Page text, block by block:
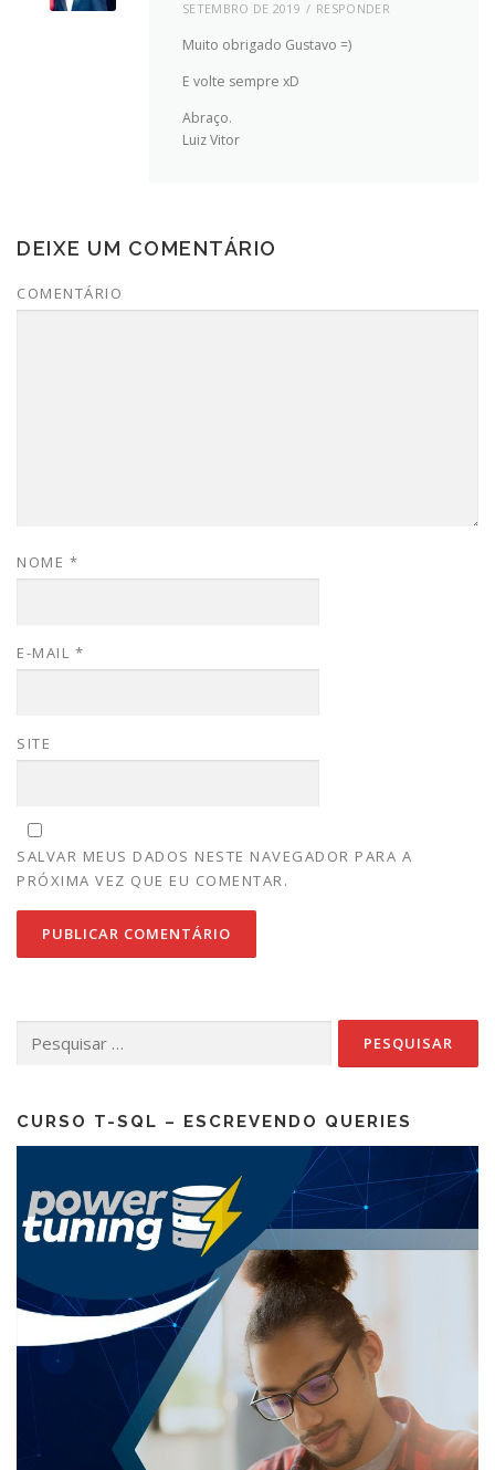
SETEMBRO DE 2019 RESPONDER
Muito obrigado Gustavo =)
E volte sempre xD
Abraço.
Luiz Vitor
DEIXE UM COMENTÁRIO
COMENTÁRIO
NOME *
E-MAIL *
SITE
SALVAR MEUS DADOS NESTE NAVEGADOR PARA A
PRÓXIMA VEZ QUE EU COMENTAR.
por:
CURSO T-SQL – ESCREVENDO QUERIES